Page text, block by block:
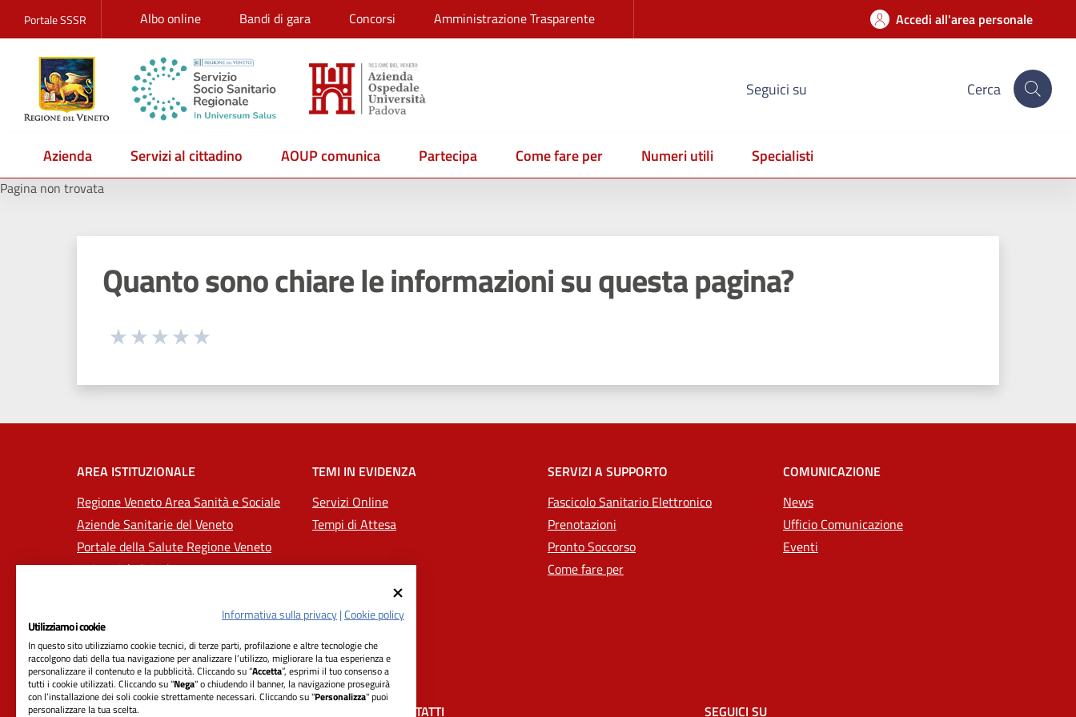
Portale SSSR Albo online Bandi di gara Concorsi Amministrazione Trasparente Accedi all'area personale
Seguici su Cerca
Azienda Servizi al cittadino AOUP comunica Partecipa Come fare per Numeri utili Specialisti
Pagina non trovata
Quanto sono chiare le informazioni su questa pagina?
Seleziona una valutazione da 1 a 5 stelle
AREA ISTITUZIONALE
Regione Veneto Area Sanità e Sociale
Aziende Sanitarie del Veneto
Portale della Salute Regione Veneto
Università di Padova
TEMI IN EVIDENZA
Servizi Online
Tempi di Attesa
SERVIZI A SUPPORTO
Fascicolo Sanitario Elettronico
Prenotazioni
Pronto Soccorso
Come fare per
COMUNICAZIONE
News
Ufficio Comunicazione
Eventi
RIFERIMENTI CONTATTI SEGUICI SU
Informativa sulla privacy|Cookie policy
Utilizziamo i cookie
In questo sito utilizziamo cookie tecnici, di terze parti, profilazione e altre tecnologie che
raccolgono dati della tua navigazione per analizzare l’utilizzo, migliorare la tua esperienza e
personalizzare il contenuto e la pubblicità. Cliccando su “Accetta”, esprimi il tuo consenso a
tutti i cookie utilizzati. Cliccando su "Nega" o chiudendo il banner, la navigazione proseguirà
con l’installazione dei soli cookie strettamente necessari. Cliccando su "Personalizza" puoi
personalizzare la tua scelta.